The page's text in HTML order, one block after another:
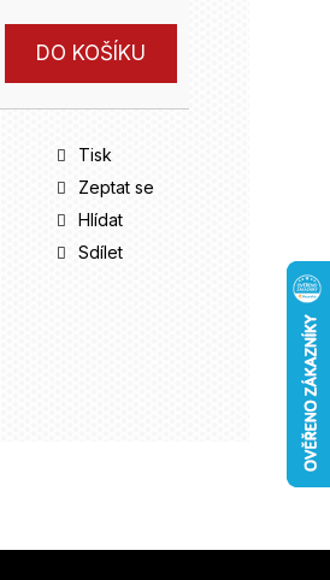
DO KOŠÍKU
Tisk
Zeptat se
Hlídat
Sdílet